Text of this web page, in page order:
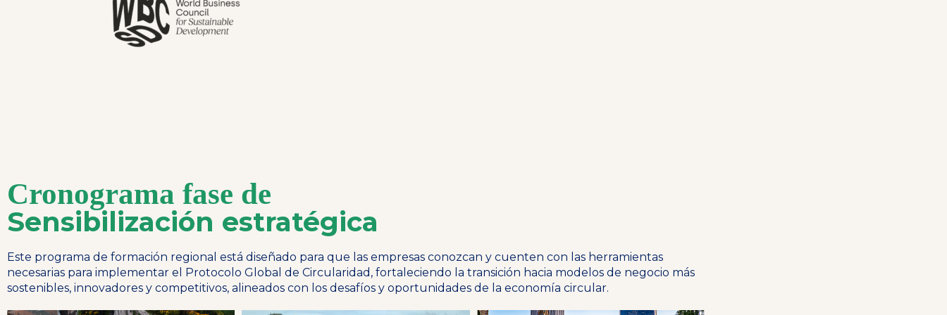
Cronograma fase de
Sensibilización estratégica
Este programa de formación regional está diseñado para que las empresas conozcan y cuenten con las herramientas
necesarias para implementar el Protocolo Global de Circularidad, fortaleciendo la transición hacia modelos de negocio más
sostenibles, innovadores y competitivos, alineados con los desafíos y oportunidades de la economía circular.